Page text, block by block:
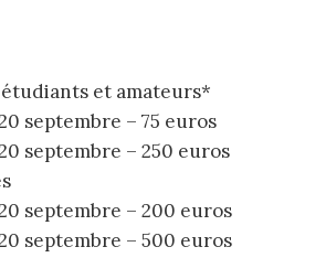
et amateurs*
septembre – 75 euros
septembre – 250 euros
septembre – 200 euros
septembre – 500 euros